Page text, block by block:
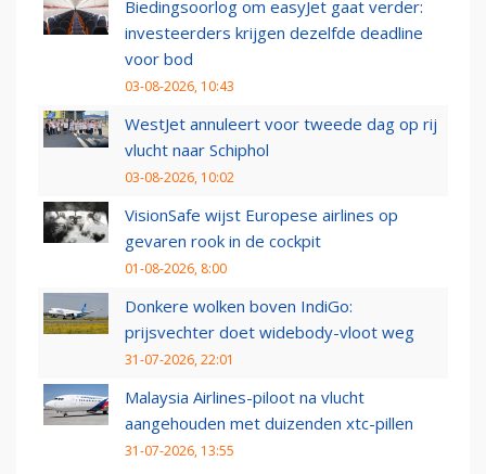
Biedingsoorlog om easyJet gaat verder:
investeerders krijgen dezelfde deadline
voor bod
03-08-2026, 10:43
WestJet annuleert voor tweede dag op rij
vlucht naar Schiphol
03-08-2026, 10:02
VisionSafe wijst Europese airlines op
gevaren rook in de cockpit
01-08-2026, 8:00
Donkere wolken boven IndiGo:
prijsvechter doet widebody-vloot weg
31-07-2026, 22:01
Malaysia Airlines-piloot na vlucht
aangehouden met duizenden xtc-pillen
31-07-2026, 13:55